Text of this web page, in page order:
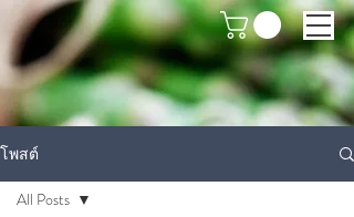
โพสต์
All Posts